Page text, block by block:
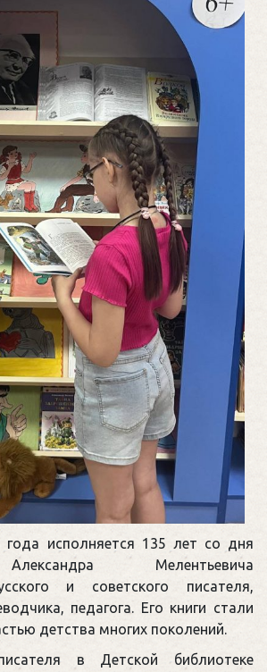
исполняется 135 лет со дня
Мелентьевича
и советского писателя,
педагога. Его книги стали
детства многих поколений.
в Детской библиотеке